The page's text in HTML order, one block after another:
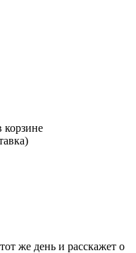
же день и расскажет о